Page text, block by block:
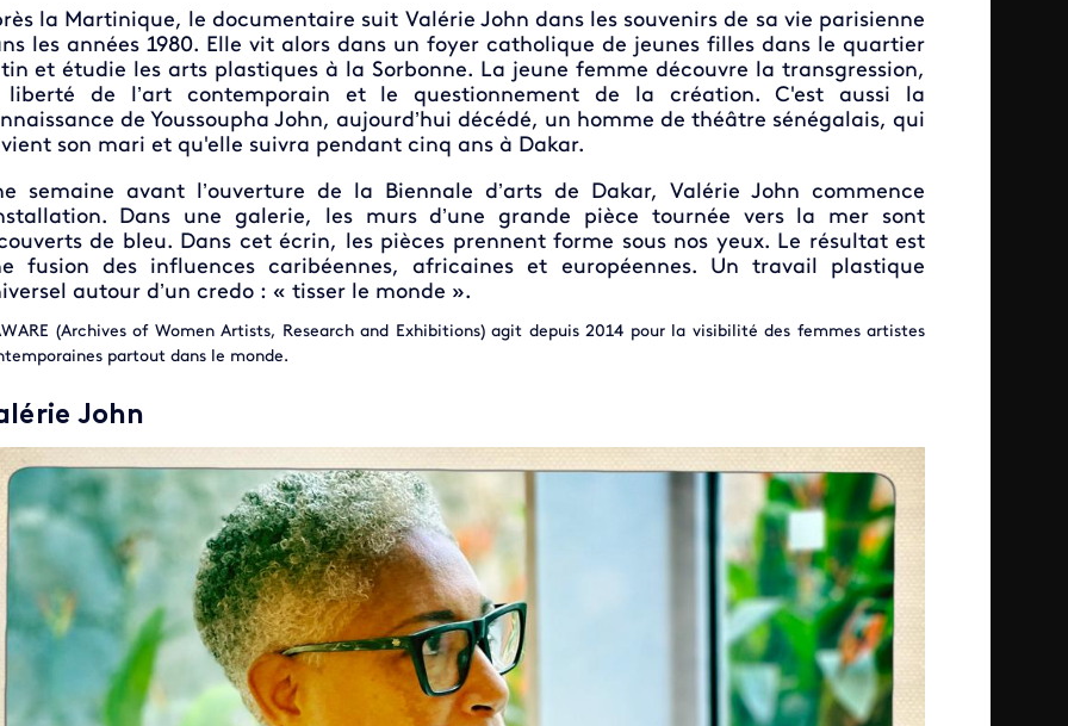
la Martinique, le documentaire suit Valérie John dans les souvenirs de sa vie parisienne
les années 1980. Elle vit alors dans un foyer catholique de jeunes filles dans le quartier
et étudie les arts plastiques à la Sorbonne. La jeune femme découvre la transgression,
de l’art contemporain et le questionnement de la création. C'est aussi la
de Youssoupha John, aujourd’hui décédé, un homme de théâtre sénégalais, qui
son mari et qu'elle suivra pendant cinq ans à Dakar.
semaine avant l’ouverture de la Biennale d’arts de Dakar, Valérie John commence
Dans une galerie, les murs d’une grande pièce tournée vers la mer sont
de bleu. Dans cet écrin, les pièces prennent forme sous nos yeux. Le résultat est
fusion des influences caribéennes, africaines et européennes. Un travail plastique
autour d’un credo : « tisser le monde ».
(Archives of Women Artists, Research and Exhibitions) agit depuis 2014 pour la visibilité des femmes artistes
partout dans le monde.
John